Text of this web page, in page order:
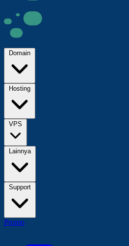
Domain
Hosting
VPS
Lainnya
Support
Promo